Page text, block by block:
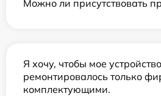
Можно ли присутствовать
Я хочу, чтобы мое
ремонтировалось только
комплектующими.